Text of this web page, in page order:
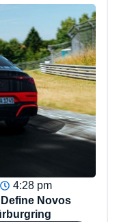
4:28 pm
Novos